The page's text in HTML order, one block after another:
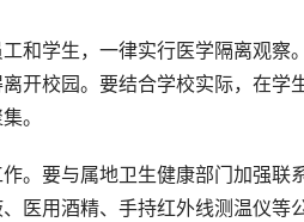
和学生，一律实行医学隔离观
开校园。要结合学校实际，在
。
要与属地卫生健康部门加强联
医用酒精、手持红外线测温仪等